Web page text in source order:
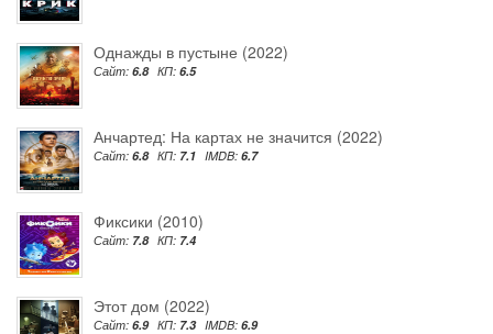
Однажды в пустыне (2022)
Сайт: 6.8 КП: 6.5
Анчартед: На картах не значится (2022)
Сайт: 6.8 КП: 7.1 IMDB: 6.7
Фиксики (2010)
Сайт: 7.8 КП: 7.4
Этот дом (2022)
Сайт: 6.9 КП: 7.3 IMDB: 6.9